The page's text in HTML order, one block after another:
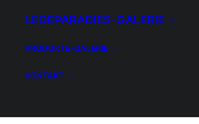
LEGEPARADIES-GALERIE
PRODUKTE-GALERIE
KONTAKT